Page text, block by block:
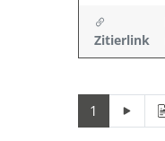
Zitierlink
1